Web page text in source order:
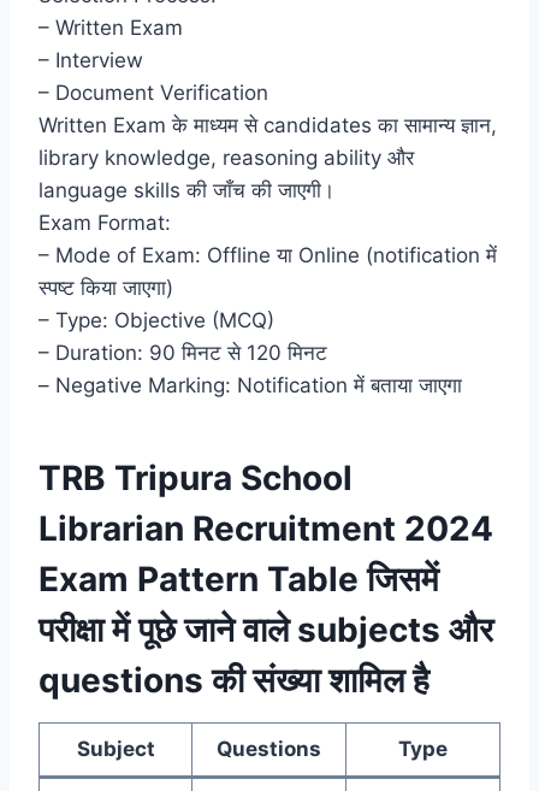
– Written Exam
– Interview
– Document Verification
Written Exam के माध्यम से candidates का सामान्य ज्ञान,
library knowledge, reasoning ability और
language skills की जाँच की जाएगी।
Exam Format:
– Mode of Exam: Offline या Online (notification में
स्पष्ट किया जाएगा)
– Type: Objective (MCQ)
– Duration: 90 मिनट से 120 मिनट
– Negative Marking: Notification में बताया जाएगा
TRB Tripura School
Librarian Recruitment 2024
Exam Pattern Table जिसमें
परीक्षा में पूछे जाने वाले subjects और
questions की संख्या शामिल है
Subject Questions Type